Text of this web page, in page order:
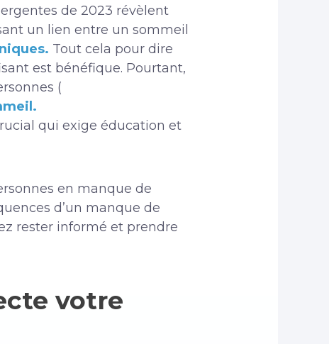
de 2023 révèlent
un lien entre un sommeil
Tout cela pour dire
est bénéfique. Pourtant,
(
qui exige éducation et
en manque de
d’un manque de
rester informé et prendre
votre